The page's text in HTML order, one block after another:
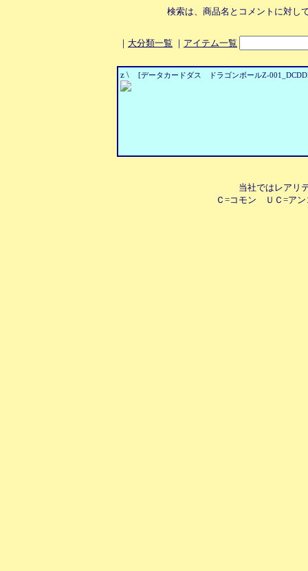
検索は、商品名とコメントに対し
｜ 大分類一覧 ｜ アイテム一覧
z \ [データカードダス ドラゴンボールZ-
当社ではレアリ
Ｃ=コモン ＵＣ=ア